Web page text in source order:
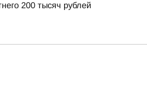
200 тысяч рублей